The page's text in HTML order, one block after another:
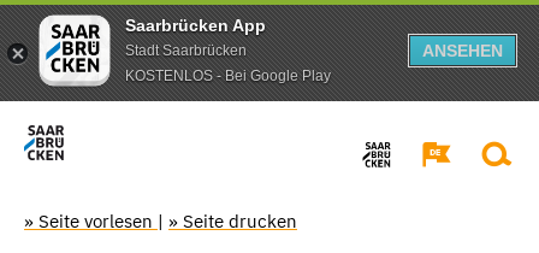
Saarbrücken App
Stadt Saarbrücken
KOSTENLOS - Bei Google Play
ANSEHEN
» Seite vorlesen | » Seite drucken